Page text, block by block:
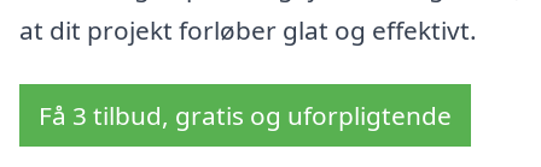
at dit projekt forløber glat og effektivt.
Få 3 tilbud, gratis og uforpligtende